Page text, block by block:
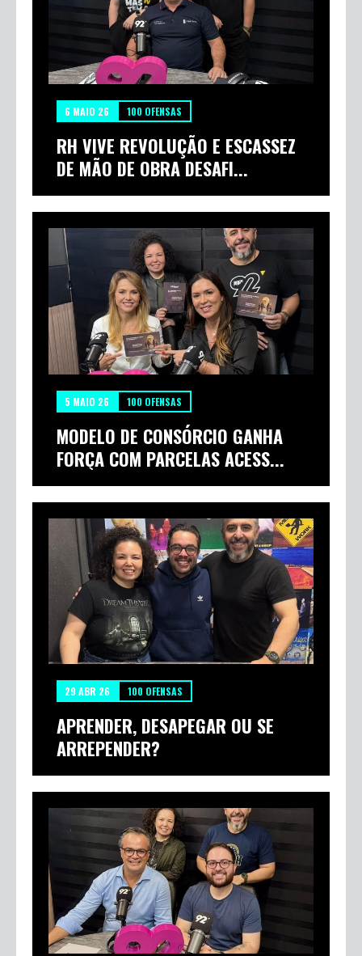
6 MAIO 26 100 OFENSAS
RH VIVE REVOLUÇÃO E ESCASSEZ
DE MÃO DE OBRA DESAFI...
5 MAIO 26 100 OFENSAS
MODELO DE CONSÓRCIO GANHA
FORÇA COM PARCELAS ACESS...
29 ABR 26 100 OFENSAS
APRENDER, DESAPEGAR OU SE
ARREPENDER?